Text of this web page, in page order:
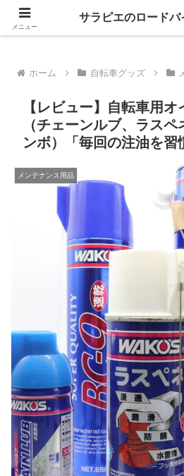
GIANT乗りが自転車パーツのレビューとロ
ホーム 自転車グッズ
【レビュー】自転車用
（チェーンルブ、ラス
ンボ）「毎回の注油を習
メンテナンス用品
メニュー
サラピエのロードバ